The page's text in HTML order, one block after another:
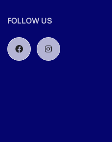
FOLLOW US